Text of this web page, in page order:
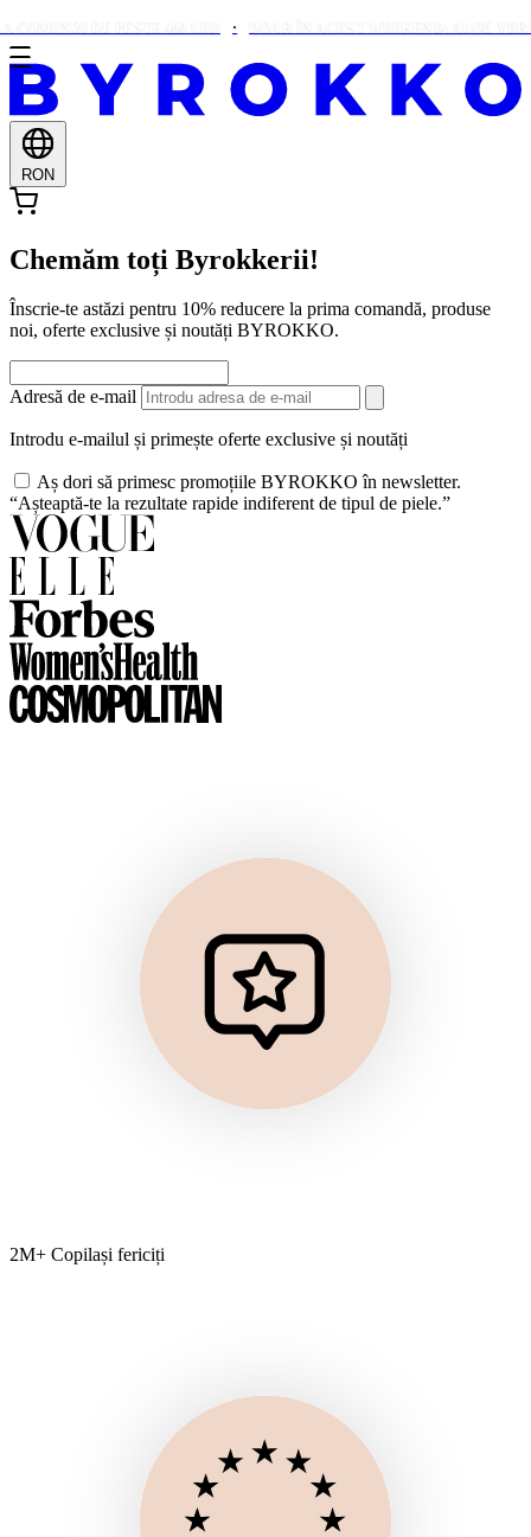
RON
Chemăm toți Byrokkerii!
Înscrie-te astăzi pentru 10% reducere la prima comandă, produse
noi, oferte exclusive și noutăți BYROKKO.
Adresă de e-mail
Introdu e-mailul și primește oferte exclusive și noutăți
Aș dori să primesc promoțiile BYROKKO în newsletter.
“Așteaptă-te la rezultate rapide indiferent de tipul de piele.”
2M+ Copilași fericiți